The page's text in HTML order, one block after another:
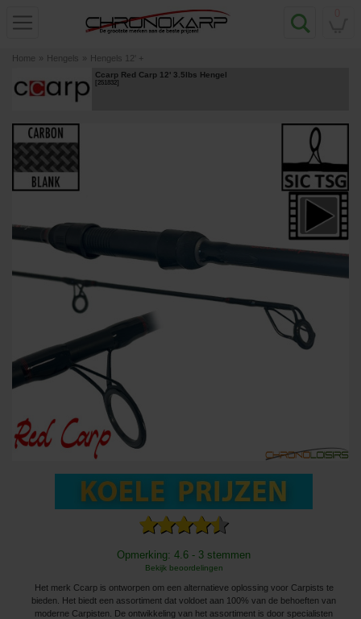
Home » Hengels » Hengels 12' +
Ccarp Red Carp 12' 3.5lbs Hengel
[251832]
Opmerking: 4.6 - 3 stemmen
Bekijk beoordelingen
Het merk Ccarp is ontworpen om een ​​alternatieve oplossing voor Carpists te
bieden. Het biedt een assortiment dat voldoet aan 100% van de behoeften van
moderne Carpisten. De ontwikkeling van het assortiment is door specialisten